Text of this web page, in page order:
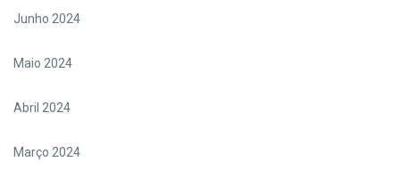
Junho 2024
Maio 2024
Abril 2024
Março 2024